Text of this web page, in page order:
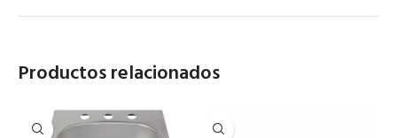
Productos relacionados